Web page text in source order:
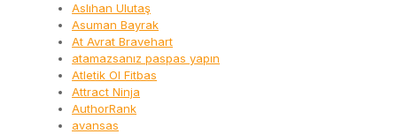
Aslıhan Ulutaş
Asuman Bayrak
At Avrat Bravehart
atamazsanız paspas yapın
Atletik Ol Fitbas
Attract Ninja
AuthorRank
avansas